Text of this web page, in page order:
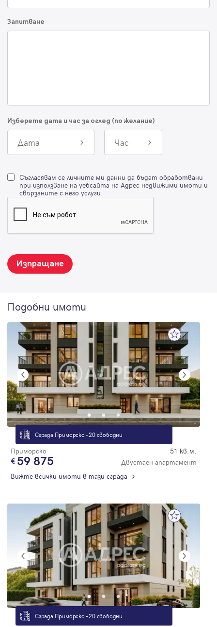
Запитване
Изберете дата и час за оглед (по желание)
Дата Час
Съгласявам се личните ми данни да бъдат обработвани
при използване на уебсайта на Адрес недвижими имоти и
свързаните с него услуги.
Изпращане
Подобни имоти
Сграда Приморско - 20 свободни
Приморско 51 кв.м.
59 875
Двустаен апартамент
Вижте всички имоти в тази сграда
Сграда Приморско - 20 свободни